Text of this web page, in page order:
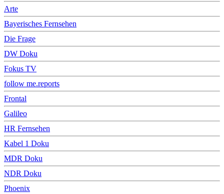
Arte
Bayerisches Fernsehen
Die Frage
DW Doku
Fokus TV
follow me.reports
Frontal
Galileo
HR Fernsehen
Kabel 1 Doku
MDR Doku
NDR Doku
Phoenix